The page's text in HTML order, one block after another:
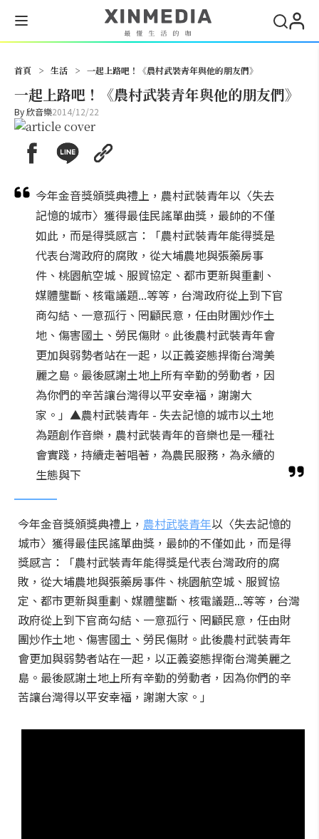
首頁 > 生活 > 一起上路吧！《農村武裝青年與他的朋友們》
一起上路吧！《農村武裝青年與他的朋友們》
By欣音樂2014/12/22
今年金音獎頒獎典禮上，農村武裝青年以〈失去
記憶的城市〉獲得最佳民謠單曲獎，最帥的不僅
如此，而是得獎感言：「農村武裝青年能得獎是
代表台灣政府的腐敗，從大埔農地與張藥房事
件、桃園航空城、服貿協定、都市更新與重劃、
媒體壟斷、核電議題...等等，台灣政府從上到下官
商勾結、一意孤行、罔顧民意，任由財團炒作土
地、傷害國土、勞民傷財。此後農村武裝青年會
更加與弱勢者站在一起，以正義姿態捍衛台灣美
麗之島。最後感謝土地上所有辛勤的勞動者，因
為你們的辛苦讓台灣得以平安幸福，謝謝大
家。」▲農村武裝青年 - 失去記憶的城市以土地
為題創作音樂，農村武裝青年的音樂也是一種社
會實踐，持續走著唱著，為農民服務，為永續的
生態與下
今年金音獎頒獎典禮上， 農村武裝青年以〈失去記憶的
城市〉獲得最佳民謠單曲獎，最帥的不僅如此，而是得
獎感言：「農村武裝青年能得獎是代表台灣政府的腐
敗，從大埔農地與張藥房事件、桃園航空城、服貿協
定、都市更新與重劃、媒體壟斷、核電議題...等等，台灣
政府從上到下官商勾結、一意孤行、罔顧民意，任由財
團炒作土地、傷害國土、勞民傷財。此後農村武裝青年
會更加與弱勢者站在一起，以正義姿態捍衛台灣美麗之
島。最後感謝土地上所有辛勤的勞動者，因為你們的辛
苦讓台灣得以平安幸福，謝謝大家。」